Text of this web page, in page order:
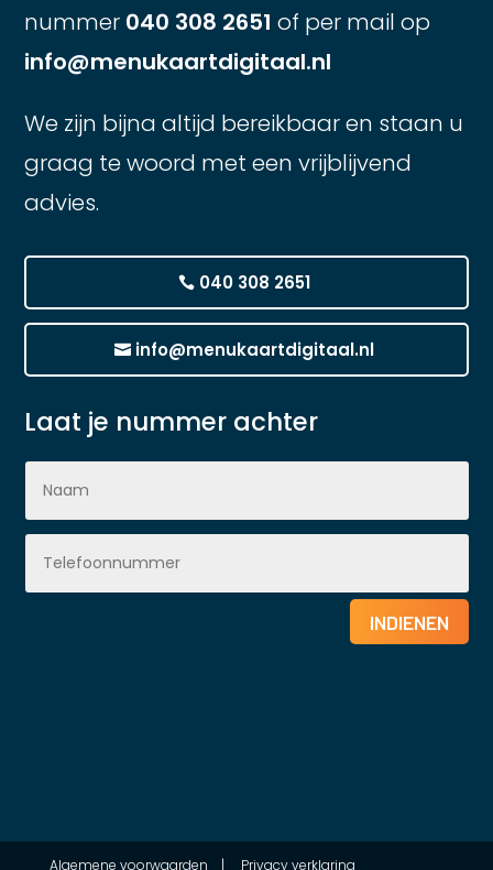
nummer 040 308 2651 of per mail op
info@menukaartdigitaal.nl
We zijn bijna altijd bereikbaar en staan u
graag te woord met een vrijblijvend
advies.
040 308 2651
info@menukaartdigitaal.nl
Laat je nummer achter
INDIENEN
Algemene voorwaarden | Privacy verklaring